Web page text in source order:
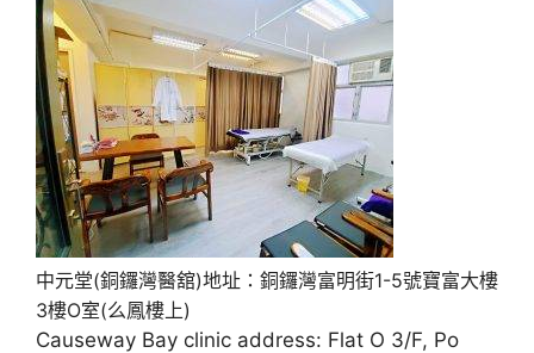
中元堂(銅鑼灣醫舘)地址：銅鑼灣富明街1-5號寶富大樓
3樓O室(么鳳樓上)
Causeway Bay clinic address: Flat O 3/F, Po